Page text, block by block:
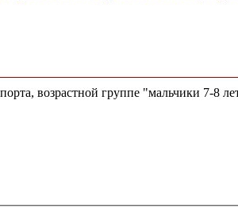
возрастной группе "мальчики 7-8